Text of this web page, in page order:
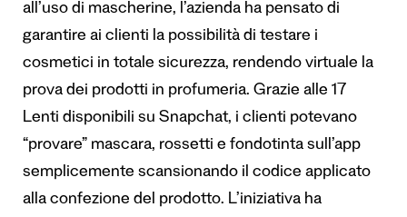
all’uso di mascherine, l’azienda ha pensato di
garantire ai clienti la possibilità di testare i
cosmetici in totale sicurezza, rendendo virtuale la
prova dei prodotti in profumeria. Grazie alle 17
Lenti disponibili su Snapchat, i clienti potevano
“provare” mascara, rossetti e fondotinta sull’app
semplicemente scansionando il codice applicato
alla confezione del prodotto. L’iniziativa ha